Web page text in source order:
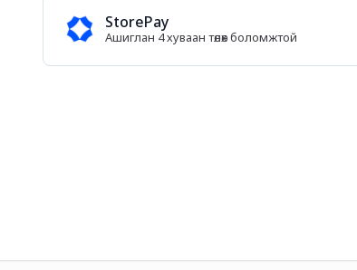
StorePay
Ашиглан 4 хуваан төлөх боломжтой